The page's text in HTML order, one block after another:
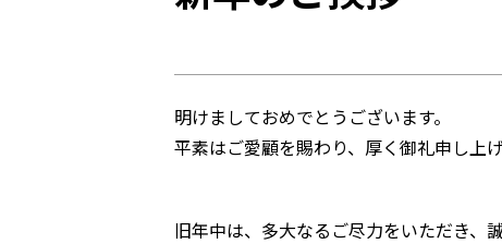
明けましておめでとうございます。
平素はご愛顧を賜わり、厚く御礼申し上げ
旧年中は、多大なるご尽力をいただき、